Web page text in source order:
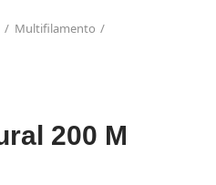
Multifilamento
200 M